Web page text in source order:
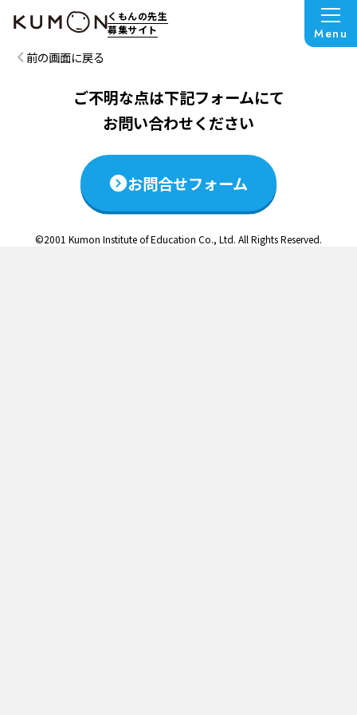
くもんの先生
募集サイト
Menu
この説明会は終了いたしました
前の画面に戻る
ご不明な点は下記フォームにて
お問い合わせください
お問合せフォーム
©2001 Kumon Institute of Education Co., Ltd. All Rights Reserved.